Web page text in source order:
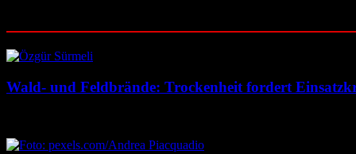
Wald- und Feldbrände: Trockenheit fordert